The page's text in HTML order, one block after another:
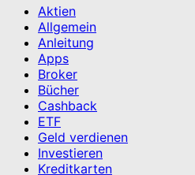
Aktien
Allgemein
Anleitung
Apps
Broker
Bücher
Cashback
ETF
Geld verdienen
Investieren
Kreditkarten